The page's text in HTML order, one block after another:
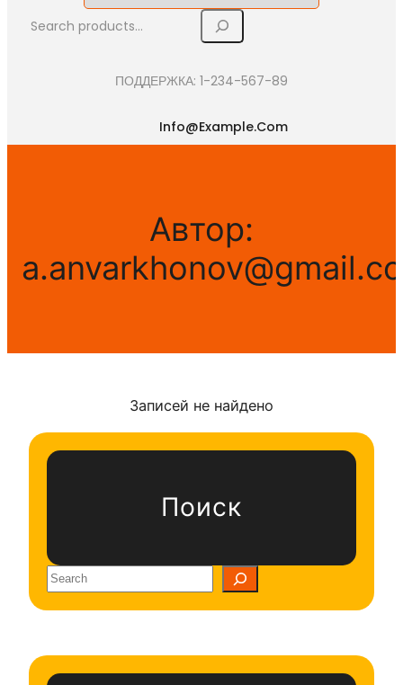
S
ПОДДЕРЖКА: 1-234-567-89
Info@example.com
Автор:
Записей не найдено
Поиск
S